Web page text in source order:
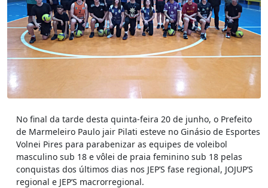
No final da tarde desta quinta-feira 20 de junho, o Prefeito
de Marmeleiro Paulo jair Pilati esteve no Ginásio de Esportes
Volnei Pires para parabenizar as equipes de voleibol
masculino sub 18 e vôlei de praia feminino sub 18 pelas
conquistas dos últimos dias nos JEP’S fase regional, JOJUP’S
regional e JEP’S macrorregional.